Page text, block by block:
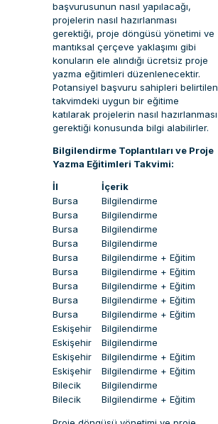
başvurusunun nasıl yapılacağı,
projelerin nasıl hazırlanması
gerektiği, proje döngüsü yönetimi ve
mantıksal çerçeve yaklaşımı gibi
konuların ele alındığı ücretsiz proje
yazma eğitimleri düzenlenecektir.
Potansiyel başvuru sahipleri belirtilen
takvimdeki uygun bir eğitime
katılarak projelerin nasıl hazırlanması
gerektiği konusunda bilgi alabilirler.
Bilgilendirme Toplantıları ve Proje
Yazma Eğitimleri Takvimi:
İl
İçerik
Bursa
Bilgilendirme
Bursa
Bilgilendirme
Bursa
Bilgilendirme
Bursa
Bilgilendirme
Bursa
Bilgilendirme + Eğitim
Bursa
Bilgilendirme + Eğitim
Bursa
Bilgilendirme + Eğitim
Bursa
Bilgilendirme + Eğitim
Bursa
Bilgilendirme + Eğitim
Eskişehir
Bilgilendirme
Eskişehir
Bilgilendirme
Eskişehir
Bilgilendirme + Eğitim
Eskişehir
Bilgilendirme + Eğitim
Bilecik
Bilgilendirme
Bilecik
Bilgilendirme + Eğitim